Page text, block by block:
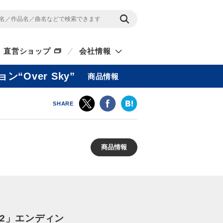
直営ショップ 会社情報
ン“Over Sky” 商品情報
SHARE
商品情報
」エンディン